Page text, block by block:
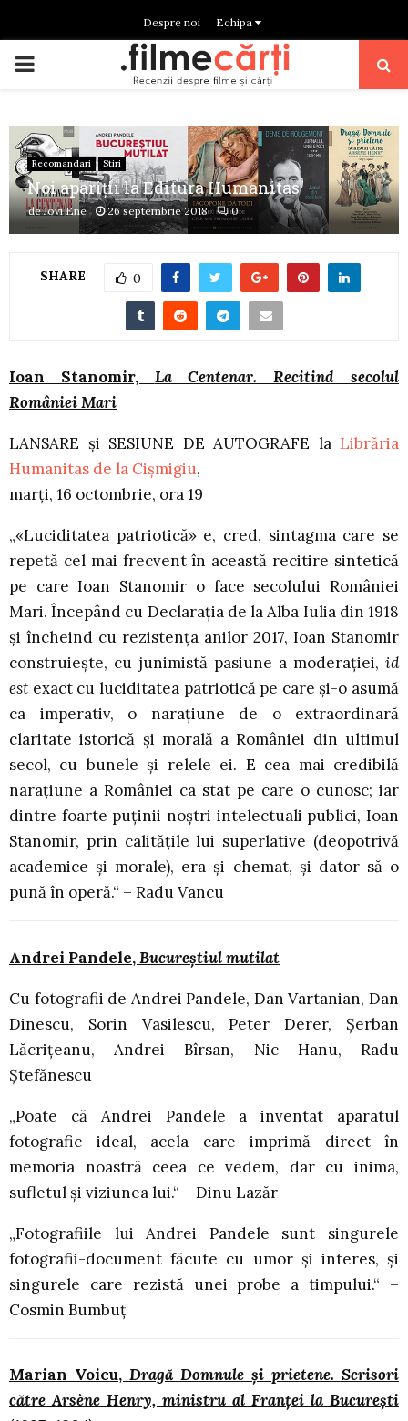
Despre noi Echipa
PRIMARY
Recomandari Stiri
Noi apariții la Editura Humanitas
deJovi Ene 26 septembrie 2018 0
SHARE 0
Ioan Stanomir, La Centenar. Recitind secolul
României Mari
LANSARE și SESIUNE DE AUTOGRAFE la Librăria
Humanitas de la Cișmigiu,
marți, 16 octombrie, ora 19
„«Luciditatea patriotică» e, cred, sintagma care se
repetă cel mai frecvent în această recitire sintetică
pe care Ioan Stanomir o face secolului României
Mari. Începând cu Declarația de la Alba Iulia din 1918
și încheind cu rezistența anilor 2017, Ioan Stanomir
construiește, cu junimistă pasiune a moderației, id
est exact cu luciditatea patriotică pe care și-o asumă
ca imperativ, o narațiune de o extraordinară
claritate istorică și morală a României din ultimul
secol, cu bunele și relele ei. E cea mai credibilă
narațiune a României ca stat pe care o cunosc; iar
dintre foarte puținii noștri intelectuali publici, Ioan
Stanomir, prin calitățile lui superlative (deopotrivă
academice și morale), era și chemat, și dator să o
pună în operă.“ – Radu Vancu
Andrei Pandele,Bucureștiul mutilat
Cu fotografii de Andrei Pandele, Dan Vartanian, Dan
Dinescu, Sorin Vasilescu, Peter Derer, Şerban
Lăcriţeanu, Andrei Bîrsan, Nic Hanu, Radu
Ştefănescu
„Poate că Andrei Pandele a inventat aparatul
fotografic ideal, acela care imprimă direct în
memoria noastră ceea ce vedem, dar cu inima,
sufletul şi viziunea lui.“ – Dinu Lazăr
„Fotografiile lui Andrei Pandele sunt singurele
fotografii-document făcute cu umor şi interes, şi
singurele care rezistă unei probe a timpului.“ –
Cosmin Bumbuț
Marian Voicu, Dragă Domnule și prietene. Scrisori
către Arsène Henry, ministru al Franței la București